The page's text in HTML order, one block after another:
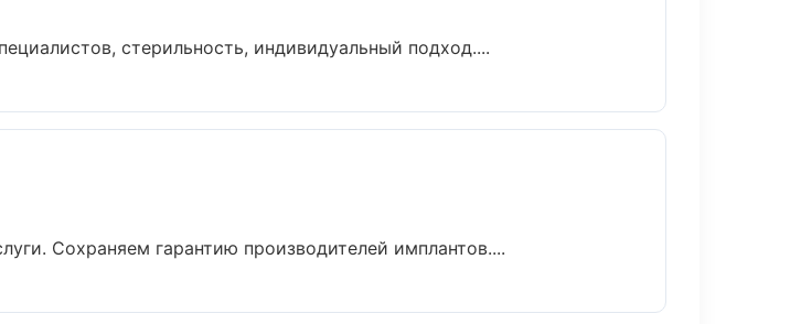
стерильность, индивидуальный подход....
Сохраняем гарантию производителей имплантов....